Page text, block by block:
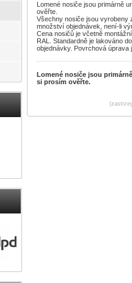
Lomené nosiče jsou primárně
ověřte.
Všechny nosiče jsou vyrobeny
množství objednávek, není-li
Cena nosičů je včetně
RAL. Standardně je lakováno
objednávky. Povrchová úprava
Lomené nosiče jsou
si prosím ověřte.